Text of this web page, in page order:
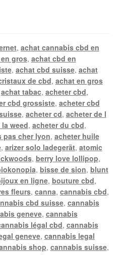
, achat cannabis cbd en
gros, achat cbd en
, achat cbd suisse, achat
de cbd, achat en gros
achat tabac, acheter cbd,
cbd grossiste, acheter cbd
, acheter cd, acheter de l
weed, acheter du cbd,
pas cher lyon, acheter huile
, arizer solo ladegerät, atomic
, berry love lollipop,
, bisse de sion, blunt
en ligne, bouture cbd,
fleurs, canna, cannabis cbd,
cbd suisse, cannabis
geneve, cannabis
légal cbd, cannabis
geneve, cannabis legal
shop, cannabis suisse,